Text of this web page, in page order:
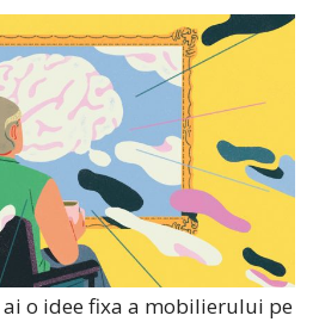
o idee fixa a mobilierului pe